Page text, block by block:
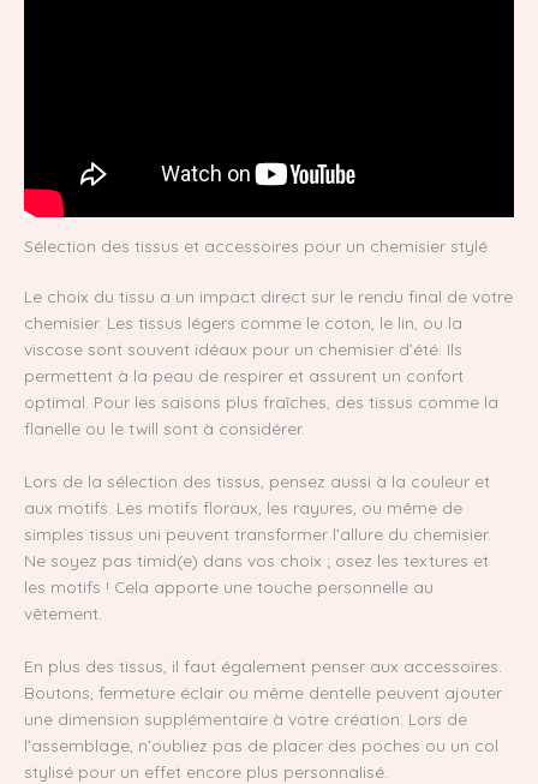
Sélection des tissus et accessoires pour un chemisier stylé
Le choix du tissu a un impact direct sur le rendu final de votre
chemisier. Les tissus légers comme le coton, le lin, ou la
viscose sont souvent idéaux pour un chemisier d’été. Ils
permettent à la peau de respirer et assurent un confort
optimal. Pour les saisons plus fraîches, des tissus comme la
flanelle ou le twill sont à considérer.
Lors de la sélection des tissus, pensez aussi à la couleur et
aux motifs. Les motifs floraux, les rayures, ou même de
simples tissus uni peuvent transformer l’allure du chemisier.
Ne soyez pas timid(e) dans vos choix ; osez les textures et
les motifs ! Cela apporte une touche personnelle au
vêtement.
En plus des tissus, il faut également penser aux accessoires.
Boutons, fermeture éclair ou même dentelle peuvent ajouter
une dimension supplémentaire à votre création. Lors de
l’assemblage, n’oubliez pas de placer des poches ou un col
stylisé pour un effet encore plus personnalisé.